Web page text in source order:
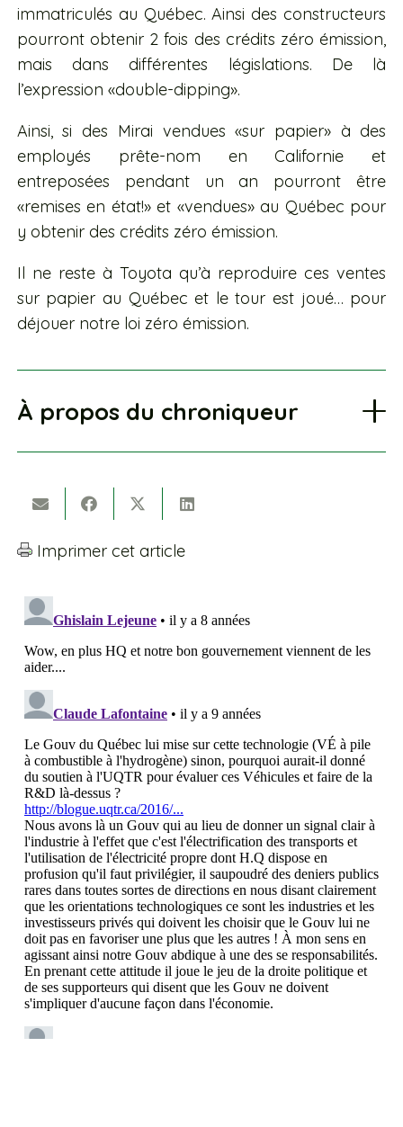
immatriculés au Québec. Ainsi des constructeurs
pourront obtenir 2 fois des crédits zéro émission,
mais dans différentes législations. De là
l’expression «double-dipping».
Ainsi, si des Mirai vendues «sur papier» à des
employés prête-nom en Californie et
entreposées pendant un an pourront être
«remises en état!» et «vendues» au Québec pour
y obtenir des crédits zéro émission.
Il ne reste à Toyota qu’à reproduire ces ventes
sur papier au Québec et le tour est joué… pour
déjouer notre loi zéro émission.
À propos du chroniqueur
Imprimer cet article